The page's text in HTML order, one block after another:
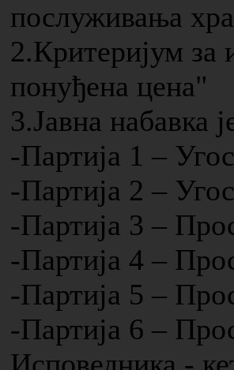
послуживања
2.Критеријум за
понуђена цена"
3.Јавна набавка
-Партија 1 –
-Партија 2 –
-Партија 3 –
-Партија 4 –
-Партија 5 –
-Партија 6 –